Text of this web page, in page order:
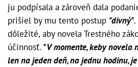
ju podpísala a zároveň dala
prišiel by mu tento postup "divný"
dôležité, aby novela Trestného
účinnosť. "V momente, keby novela
len na jeden deň, na jednu hodinu,